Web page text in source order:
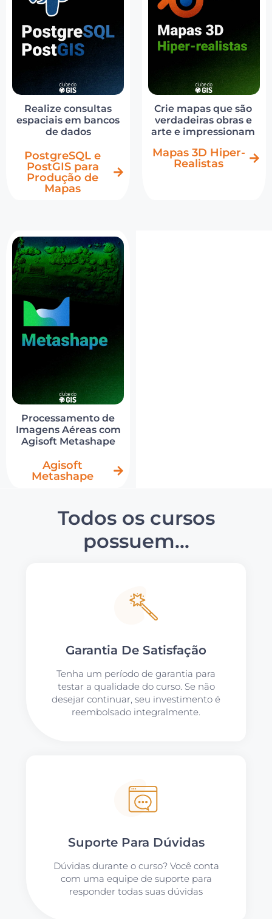
Realize consultas
espaciais em bancos
de dados
PostgreSQL e
PostGIS para
Produção de
Mapas
Crie mapas que são
verdadeiras obras e
arte e impressionam
Mapas 3D Hiper-
Realistas
Processamento de
Imagens Aéreas com
Agisoft Metashape
Agisoft
Metashape
Todos os cursos
possuem...
Garantia De Satisfação
Tenha um período de garantia para
testar a qualidade do curso. Se não
desejar continuar, seu investimento é
reembolsado integralmente.
Suporte Para Dúvidas
Dúvidas durante o curso? Você conta
com uma equipe de suporte para
responder todas suas dúvidas